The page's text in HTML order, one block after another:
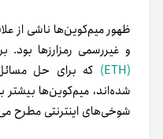
ظهور میم‌کوین‌ها ناشی از
و غیررسمی رمزارزها بود.
(ETH)
که برای حل
شده‌اند، میم‌کوین‌ها بیشتر
شوخی‌های اینترنتی مطرح